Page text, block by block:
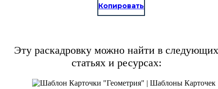
Копировать
Эту раскадровку можно найти в следующих
статьях и ресурсах: